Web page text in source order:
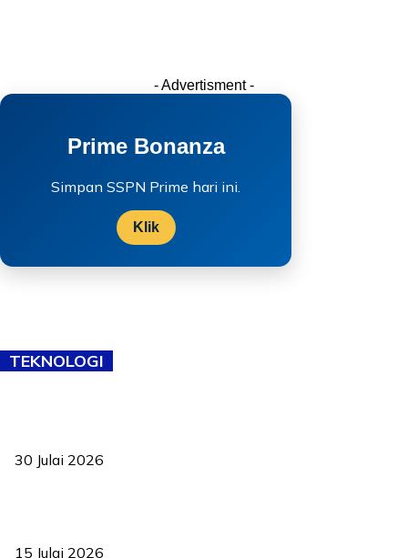
- Advertisment -
Prime Bonanza
Simpan SSPN Prime hari ini.
Klik
TEKNOLOGI
30 Julai 2026
15 Julai 2026